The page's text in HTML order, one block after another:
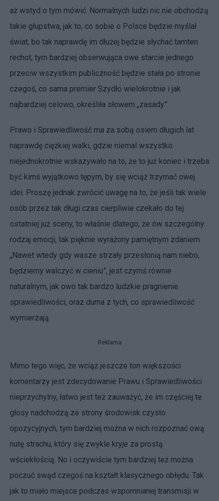
aż wstyd o tym mówić. Normalnych ludzi nic nie obchodzą
takie głupstwa, jak to, co sobie o Polsce będzie myślał
świat, bo tak naprawdę im dłużej będzie słychać tamten
rechot, tym bardziej obserwująca owe starcie jednego
przeciw wszystkim publiczność będzie stała po stronie
czegoś, co sama premier Szydło wielokrotnie i jak
najbardziej celowo, określiła słowem „zasady”.
Prawo i Sprawiedliwość ma za sobą osiem długich lat
naprawdę ciężkiej walki, gdzie niemal wszystko
niejednokrotnie wskazywało na to, że to już koniec i trzeba
być kimś wyjątkowo tępym, by się wciąż trzymać owej
idei. Proszę jednak zwrócić uwagę na to, że jeśli tak wiele
osób przez tak długi czas cierpliwie czekało do tej
ostatniej już sceny, to właśnie dlatego, że ów szczególny
rodzaj emocji, tak pięknie wyrażony pamiętnym zdaniem
„Nawet wtedy gdy wasze strzały przesłonią nam niebo,
będziemy walczyć w cieniu”, jest czymś równie
naturalnym, jak owo tak bardzo ludzkie pragnienie
sprawiedliwości, oraz duma z tych, co sprawiedliwość
wymierzają.
Reklama
Mimo tego więc, że wciąż jeszcze ton większości
komentarzy jest zdecydowanie Prawu i Sprawiedliwości
nieprzychylny, łatwo jest też zauważyć, że im częściej te
głosy nadchodzą ze strony środowisk czysto
opozycyjnych, tym bardziej można w nich rozpoznać ową
nutę strachu, który się zwykle kryje za prostą
wściekłością. No i oczywiście tym bardziej też można
poczuć swąd czegoś na kształt klasycznego obłędu. Tak
jak to miało miejsce podczas wspomnianej transmisji w